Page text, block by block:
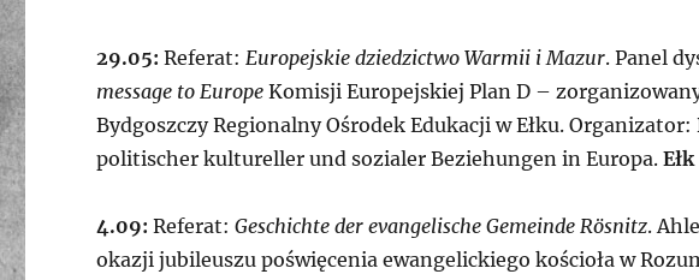
29.05:Referat:Europejskie dziedzictwo Warmii i Mazur. Panel
message to EuropeKomisji Europejskiej Plan D –
Bydgoszczy Regionalny Ośrodek Edukacji w Ełku.
politischer kultureller und sozialer Beziehungen in Europa. Ełk
4.09:Referat:Geschichte der evangelische Gemeinde Rösnitz.
okazji jubileuszu poświęcenia ewangelickiego kościoła w